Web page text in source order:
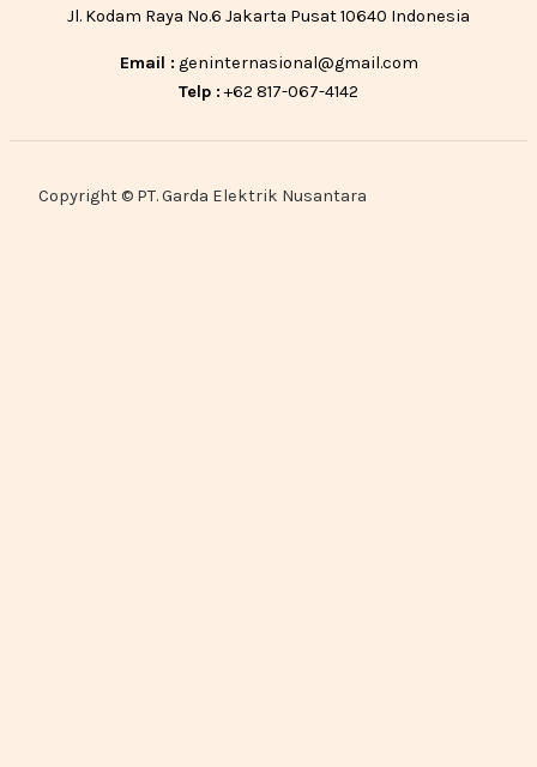
Jl. Kodam Raya No.6 Jakarta Pusat 10640 Indonesia
Email : geninternasional@gmail.com
Telp :+62 817-067-4142
Copyright © PT. Garda Elektrik Nusantara